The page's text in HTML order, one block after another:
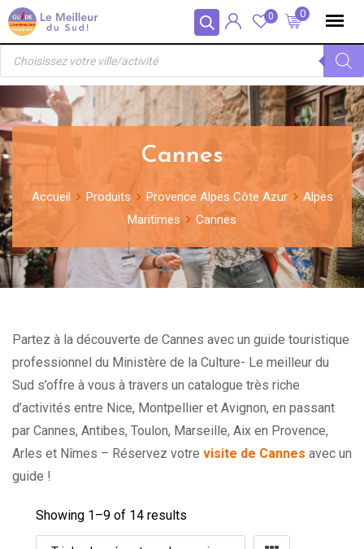
Panneau de gestion des cookies
Skip
to
content
0
0
Recherche
produits
Cannes
Accueil Produits Provence Alpes Côte Azur
Alpes
Maritimes
Cannes
Partez à la découverte de Cannes avec un guide touristique
professionnel du Ministère de la Culture- Le meilleur du
Sud s’offre à vous à travers un catalogue très riche
d’activités entre Nice, Montpellier et Avignon, en passant
par Cannes, Antibes, Toulon, Marseille, Aix en Provence,
Arles et Nîmes – Réservez votre visite de Cannes avec un
guide !
Showing 1–9 of 14 results